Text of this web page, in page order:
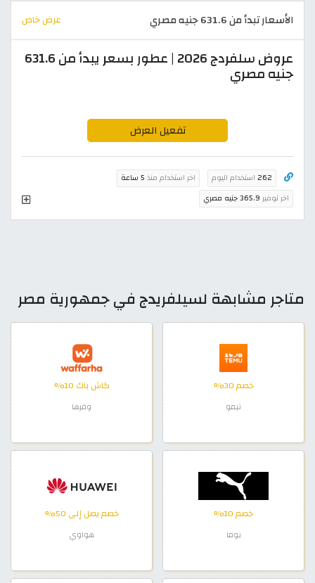
الأسعار تبدأ من 631.6 جنيه مصري عرض خاص
عروض سلفردج 2026 | عطور بسعر يبدأ من 631.6
جنيه مصري
تفعيل العرض
262 استخدام اليوم اخر استخدام منذ 5 ساعة
اخر توفير 365.9 جنيه مصري
متاجر مشابهة لسيلفريدج في جمهورية مصر
خصم 30%
تيمو
كاش باك 10%
وفرها
خصم 10%
بوما
خصم يصل إلى 50%
هواوي